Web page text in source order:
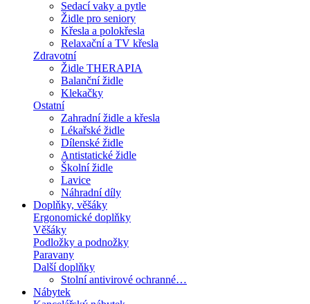
Sedací vaky a pytle
Židle pro seniory
Křesla a polokřesla
Relaxační a TV křesla
Zdravotní
Židle THERAPIA
Balanční židle
Klekačky
Ostatní
Zahradní židle a křesla
Lékařské židle
Dílenské židle
Antistatické židle
Školní židle
Lavice
Náhradní díly
Doplňky, věšáky
Ergonomické doplňky
Věšáky
Podložky a podnožky
Paravany
Další doplňky
Stolní antivirové ochranné…
Nábytek